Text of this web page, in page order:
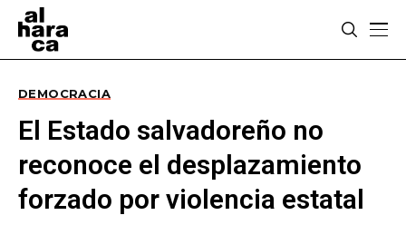
DEMOCRACIA
El Estado salvadoreño no
reconoce el desplazamiento
forzado por violencia estatal